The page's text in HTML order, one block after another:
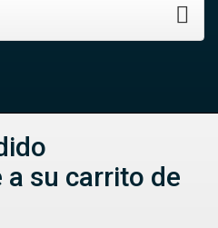
su carrito de